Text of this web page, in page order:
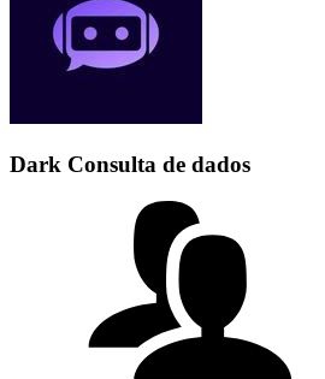
Dark Consulta de dados